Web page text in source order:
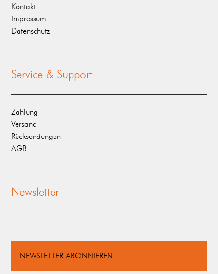
Kontakt
Impressum
Datenschutz
Service & Support
Zahlung
Versand
Rücksendungen
AGB
Newsletter
NEWSLETTER ABONNIEREN